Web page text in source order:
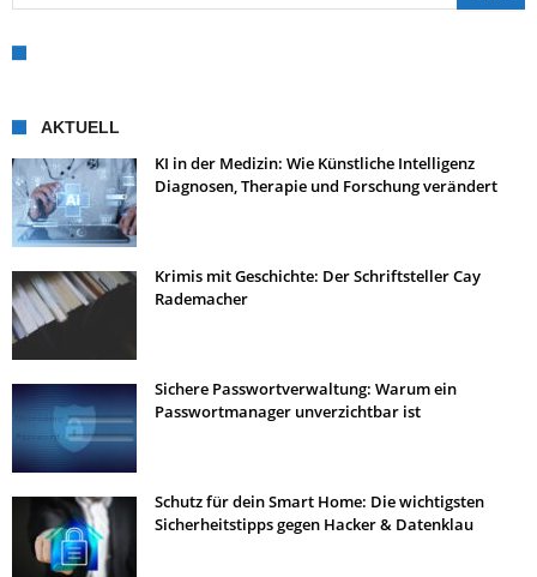
AKTUELL
KI in der Medizin: Wie Künstliche Intelligenz
Diagnosen, Therapie und Forschung verändert
Krimis mit Geschichte: Der Schriftsteller Cay
Rademacher
Sichere Passwortverwaltung: Warum ein
Passwortmanager unverzichtbar ist
Schutz für dein Smart Home: Die wichtigsten
Sicherheitstipps gegen Hacker & Datenklau